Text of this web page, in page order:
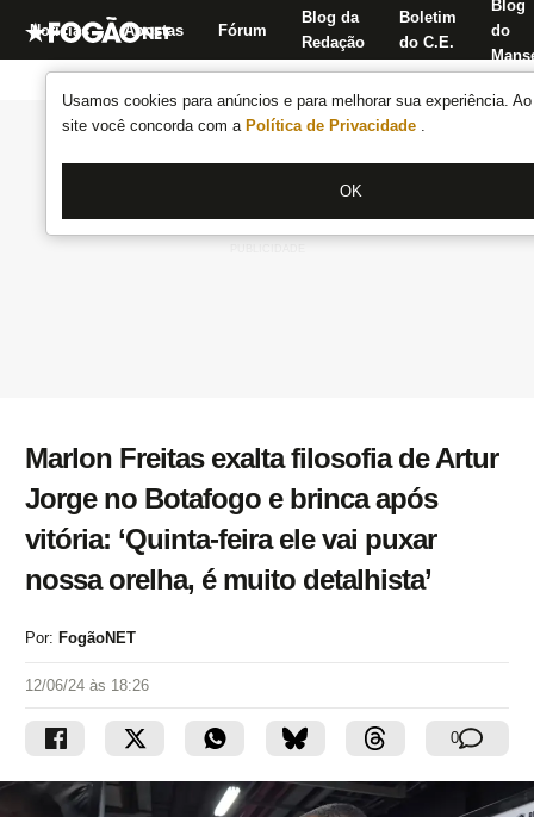
Usamos cookies para anúncios e para melhorar sua experiência.
site você concorda com a Política de Privacidade .
OK
Notícias Apostas Fórum
Blog da
Redação
Boletim
do C.E.
Blog
do
Marlon Freitas exalta filosofia de Artur
Jorge no Botafogo e brinca após
vitória: ‘Quinta-feira ele vai puxar
nossa orelha, é muito detalhista’
Por: FogãoNET
12/06/24 às 18:26
0